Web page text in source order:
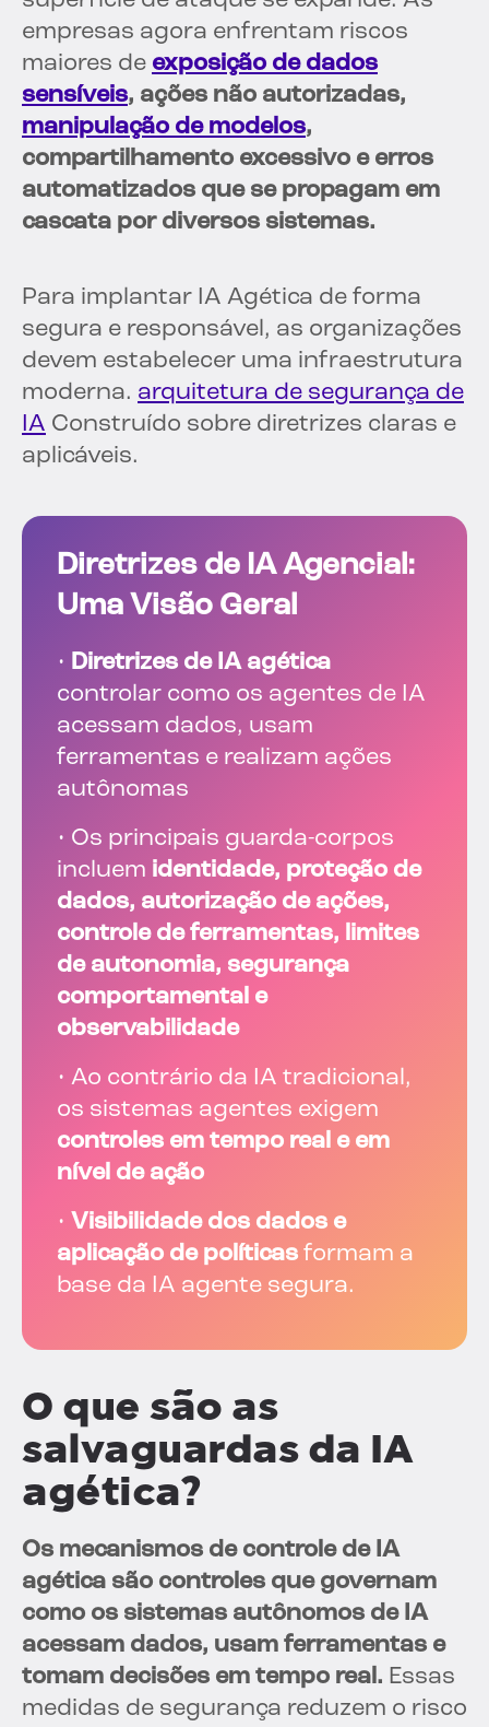
empresas agora enfrentam riscos
maiores de exposição de dados
sensíveis, ações não autorizadas,
manipulação de modelos,
compartilhamento excessivo e erros
automatizados que se propagam em
cascata por diversos sistemas.
Para implantar IA Agética de forma
segura e responsável, as organizações
devem estabelecer uma infraestrutura
moderna. arquitetura de segurança de
IA Construído sobre diretrizes claras e
aplicáveis.
Diretrizes de IA Agencial:
Uma Visão Geral
• Diretrizes de IA agética
controlar como os agentes de IA
acessam dados, usam
ferramentas e realizam ações
autônomas
• Os principais guarda-corpos
incluem identidade, proteção de
dados, autorização de ações,
controle de ferramentas, limites
de autonomia, segurança
comportamental e
observabilidade
• Ao contrário da IA tradicional,
os sistemas agentes exigem
controles em tempo real e em
nível de ação
• Visibilidade dos dados e
aplicação de políticas formam a
base da IA agente segura.
O que são as
salvaguardas da IA
agética?
Os mecanismos de controle de IA
agética são controles que governam
como os sistemas autônomos de IA
acessam dados, usam ferramentas e
tomam decisões em tempo real. Essas
medidas de segurança reduzem o risco